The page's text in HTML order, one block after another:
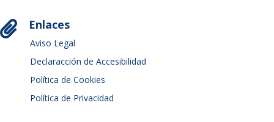
 Enlaces
Aviso Legal
Declaracción de Accesibilidad
Política de Cookies
Política de Privacidad